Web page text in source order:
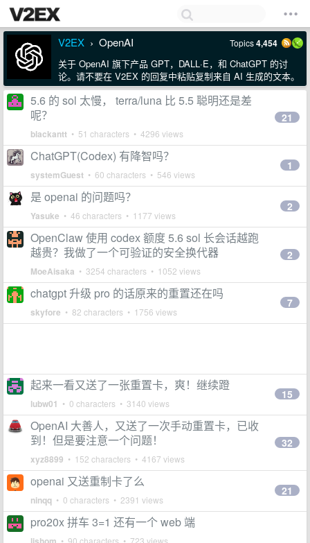
V2EX › OpenAI Topics4,454
关于 OpenAI 旗下产品 GPT，DALL·E，和 ChatGPT 的讨
论。请不要在 V2EX 的回复中粘贴复制来自 AI 生成的文本。
5.6 的 sol 太慢， terra/luna 比 5.5 聪明还是差
呢？
blackantt • 51 characters • 4296 views
21
ChatGPT(Codex) 有降智吗？
systemGuest • 60 characters • 546 views
1
是 openai 的问题吗？
Yasuke • 46 characters • 1177 views
2
OpenClaw 使用 codex 额度 5.6 sol 长会话越跑
越贵？我做了一个可验证的安全换代器
MoeAisaka • 3254 characters • 1052 views
2
chatgpt 升级 pro 的话原来的重置还在吗
skyfore • 82 characters • 1756 views
7
起来一看又送了一张重置卡，爽！继续蹬
lubw01 • 0 characters • 3140 views
15
OpenAI 大善人，又送了一次手动重置卡，已收
到！但是要注意一个问题！
xyz8899 • 152 characters • 4167 views
32
openai 又送重制卡了么
ninqq • 0 characters • 2391 views
21
pro20x 拼车 3=1 还有一个 web 端
• 90 characters • 723 views